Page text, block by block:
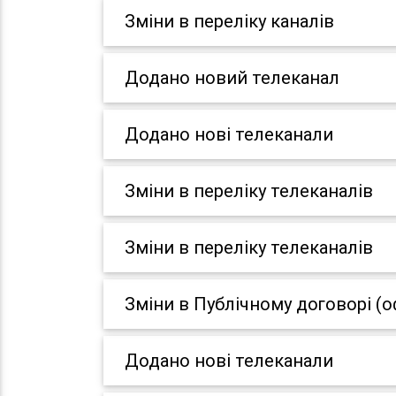
Зміни в переліку каналів
Додано новий телеканал
Додано нові телеканали
Зміни в переліку телеканалів
Зміни в переліку телеканалів
Зміни в Публічному договорі
Додано нові телеканали